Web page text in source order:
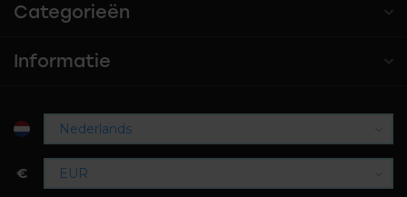
Categorieën
Informatie
€